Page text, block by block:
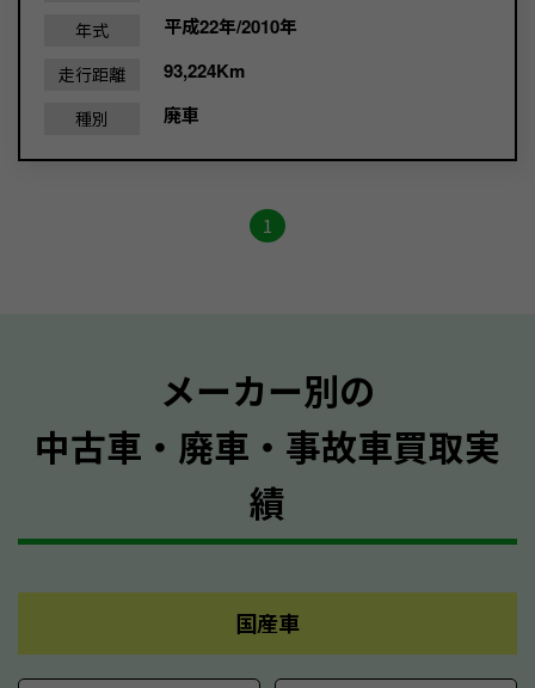
年式 平成22年/2010年
走行距離 93,224Km
種別 廃車
1
メーカー別の
中古車・廃車・事故車買取実
績
国産車